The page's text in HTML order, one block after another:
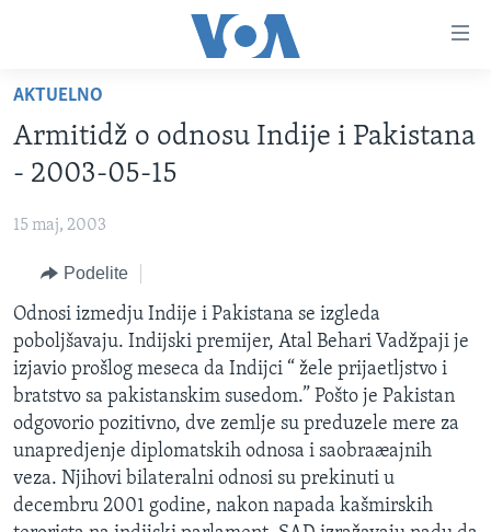
glavni
sadržaj
glavnu
navigaciju
pretragu
NASLOVNA
BALKAN
GLOBALNE TEME
EKONOMIJA
NAUKA I TEHNOLOGIJA
MEDICINA
KULTURA
DRUŠTVO
SPORT
OTVORENI STUDIO
IZ AMERIKE
PRATITE NAS
Jezici
AKTUELNO
Armitidž o odnosu Indije i Pakistana
- 2003-05-15
15 maj, 2003
Podelite
Odnosi izmedju Indije i Pakistana se izgleda
poboljšavaju. Indijski premijer, Atal Behari Vadžpaji je
izjavio prošlog meseca da Indijci “ žele prijaetljstvo i
bratstvo sa pakistanskim susedom.” Pošto je Pakistan
odgovorio pozitivno, dve zemlje su preduzele mere za
unapredjenje diplomatskih odnosa i saobraæajnih
veza. Njihovi bilateralni odnosi su prekinuti u
decembru 2001 godine, nakon napada kašmirskih